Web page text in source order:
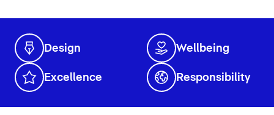
Design Wellbeing
Excellence Responsibility